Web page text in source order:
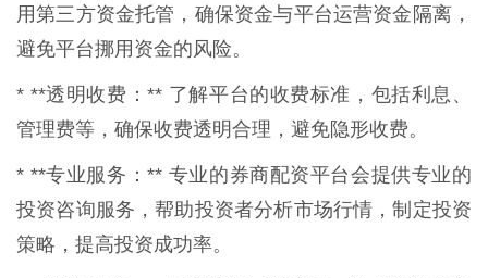
用第三方资金托管，确保资金与平台运营资金隔离，
避免平台挪用资金的风险。
* **透明收费：** 了解平台的收费标准，包括利息、
管理费等，确保收费透明合理，避免隐形收费。
* **专业服务：** 专业的券商配资平台会提供专业的
投资咨询服务，帮助投资者分析市场行情，制定投资
策略，提高投资成功率。